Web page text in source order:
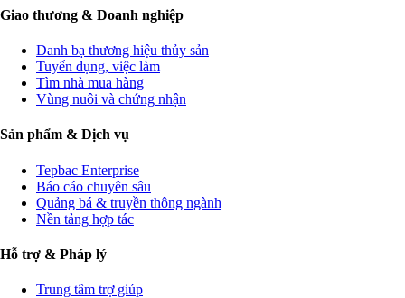
Giao thương & Doanh nghiệp
Danh bạ thương hiệu thủy sản
Tuyển dụng, việc làm
Tìm nhà mua hàng
Vùng nuôi và chứng nhận
Sản phẩm & Dịch vụ
Tepbac Enterprise
Báo cáo chuyên sâu
Quảng bá & truyền thông ngành
Nền tảng hợp tác
Hỗ trợ & Pháp lý
Trung tâm trợ giúp